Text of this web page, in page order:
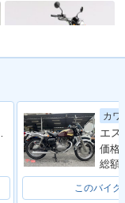
フェンダーレス
カワ
価格:
総額:
このバイク